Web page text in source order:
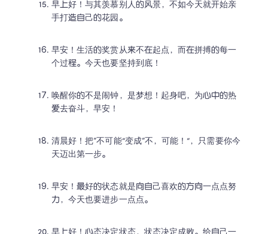
早上好！与其羡慕别人的风景，不如今天就开始亲
手打造自己的花园。
早安！生活的奖赏从来不在起点，而在拼搏的每一
个过程。今天也要坚持到底！
唤醒你的不是闹钟，是梦想！起身吧，为心中的热
爱去奋斗，早安！
清晨好！把“不可能”变成“不，可能！”，只需要你今
天迈出第一步。
早安！最好的状态就是向自己喜欢的方向一点点努
力，今天也要进步一点点。